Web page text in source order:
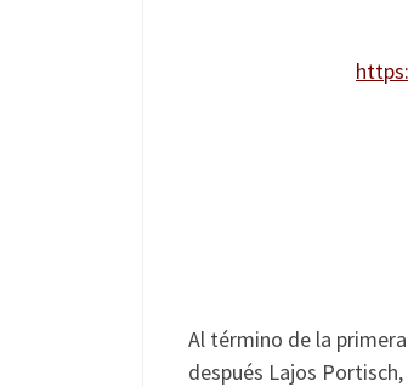
Al término de la
después Lajos